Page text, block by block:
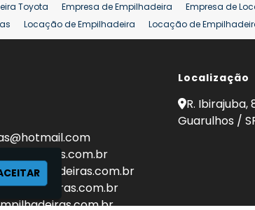
Toyota Empresa de Empilhadeira
Empresa de
Locação de Empilhadeira
Locação de
Empilhadeira para Mercados
Manutenção de
Comprar
25 ton Preço de Empilhadeira 25 ton Venda
Localização
R.
Guarulhos /